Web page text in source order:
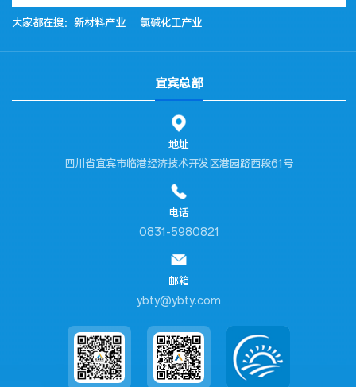
大家都在搜： 新材料产业 氯碱化工产业
宜宾总部
地址
四川省宜宾市临港经济技术开发区港园路西段61号
电话
0831-5980821
邮箱
ybty@ybty.com